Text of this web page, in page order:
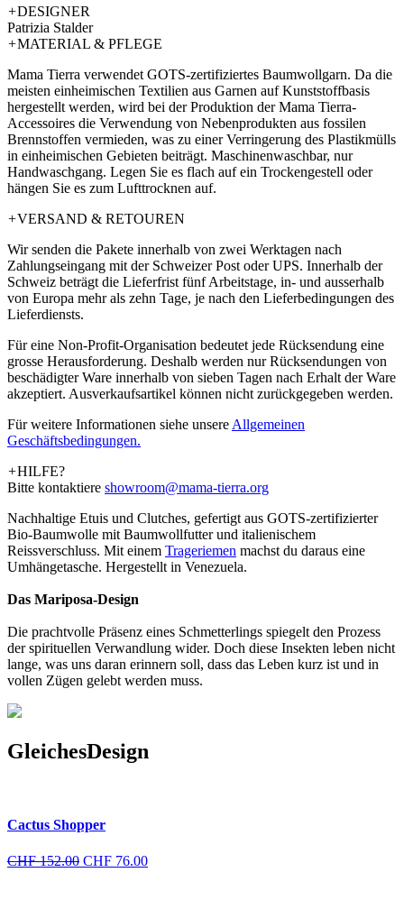
+DESIGNER
Patrizia Stalder
+MATERIAL & PFLEGE
Mama Tierra verwendet GOTS-zertifiziertes Baumwollgarn. Da die
meisten einheimischen Textilien aus Garnen auf Kunststoffbasis
hergestellt werden, wird bei der Produktion der Mama Tierra-
Accessoires die Verwendung von Nebenprodukten aus fossilen
Brennstoffen vermieden, was zu einer Verringerung des Plastikmülls
in einheimischen Gebieten beiträgt. Maschinenwaschbar, nur
Handwaschgang. Legen Sie es flach auf ein Trockengestell oder
hängen Sie es zum Lufttrocknen auf.
+VERSAND & RETOUREN
Wir senden die Pakete innerhalb von zwei Werktagen nach
Zahlungseingang mit der Schweizer Post oder UPS. Innerhalb der
Schweiz beträgt die Lieferfrist fünf Arbeitstage, in- und ausserhalb
von Europa mehr als zehn Tage, je nach den Lieferbedingungen des
Lieferdiensts.
Für eine Non-Profit-Organisation bedeutet jede Rücksendung eine
grosse Herausforderung. Deshalb werden nur Rücksendungen von
beschädigter Ware innerhalb von sieben Tagen nach Erhalt der Ware
akzeptiert. Ausverkaufsartikel können nicht zurückgegeben werden.
Für weitere Informationen siehe unsere ­Allgemeinen
Geschäftsbedingungen.
+HILFE?
Bitte kontaktiere showroom@mama-tierra.org
Nachhaltige Etuis und Clutches, gefertigt aus GOTS-zertifizierter
Bio-Baumwolle mit Baumwollfutter und italienischem
Reissverschluss. Mit einem Trageriemen machst du daraus eine
Umhängetasche. Hergestellt in Venezuela.
Das Mariposa-Design
Die prachtvolle Präsenz eines Schmetterlings spiegelt den Prozess
der spirituellen Verwandlung wider. Doch diese Insekten leben nicht
lange, was uns daran erinnern soll, dass das Leben kurz ist und in
vollen Zügen gelebt werden muss.
GleichesDesign
Cactus Shopper
CHF152.00 Ursprünglicher
CHF 76.00Aktueller